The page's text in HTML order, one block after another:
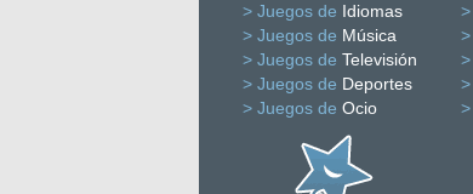
> Juegos de Idiomas
> Juegos de Música
> Juegos de Televisión
> Juegos de Deportes
> Juegos de Ocio